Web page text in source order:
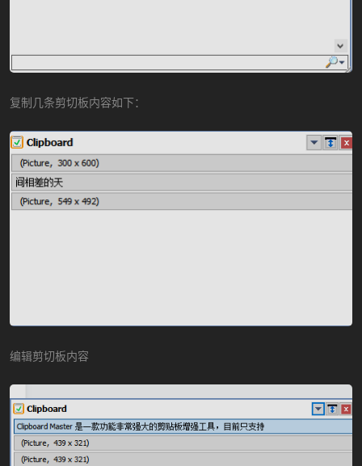
复制几条剪切板内容如下：
编辑剪切板内容